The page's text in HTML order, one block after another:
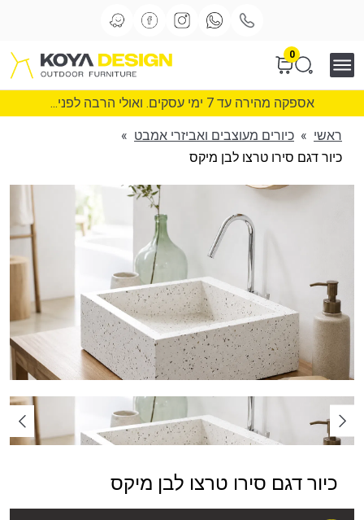
0
אספקה מהירה עד 7 ימי עסקים. ואולי הרבה לפני...
ראשי » כיורים מעוצבים ואביזרי אמבט »
כיור דגם סירו טרצו לבן מיקס
כיור דגם סירו טרצו לבן מיקס